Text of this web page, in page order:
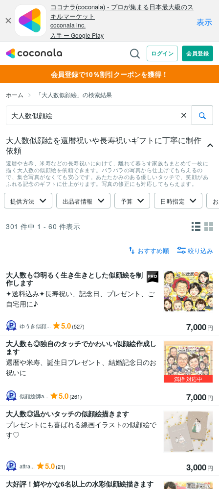
会員登録で10％割引クーポンを獲得！
ホーム 「大人数似顔絵」の検索結果
大人数似顔絵を還暦祝いや長寿祝いギフトに丁寧に制作
依頼
還暦や古希、米寿などの長寿祝いに向けて、離れて暮らす家族もまとめて一枚に
描く大人数の似顔絵を依頼できます。バラバラの写真から仕上げてもらえるの
で、集合写真がなくても安心です。あたたかみのある優しいタッチで、笑顔があ
ふれる記念のギフトに仕上がります。写真の修正にも対応してもらえます。
提供方法 出品者情報 予算 日時指定
301 件中 1 - 60 件表示
おすすめ順 絞り込み
大人数も◎明るく生き生きとした似顔絵を制
作します
✦送料込み✦長寿祝い、記念日、プレゼント、ご
自宅用に♪
ゆうき似顔... 5.0(527) 7,000円
大人数も◎独自のタッチでかわいい似顔絵作成し
ます
還暦や米寿、誕生日プレゼント、結婚記念日のお
祝いに
似顔絵師a... 5.0(261) 7,000円
満枠対応中
大人数◎温かいタッチの似顔絵描きます
プレゼントにも喜ばれる線画イラストの似顔絵で
す♡
attra... 5.0(21) 3,000円
大好評！鮮やかな6名以上の水彩似顔絵描きます